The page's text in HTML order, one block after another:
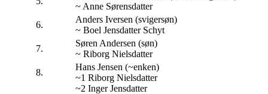
~ Anne Sørensdatter
6.
Anders Iversen (svigersøn)
~ Boel Jensdatter Schyt
7.
Søren Andersen (søn)
~ Riborg Nielsdatter
8.
Hans Jensen (~enken)
~1 Riborg Nielsdatter
~2 Inger Jensdatter